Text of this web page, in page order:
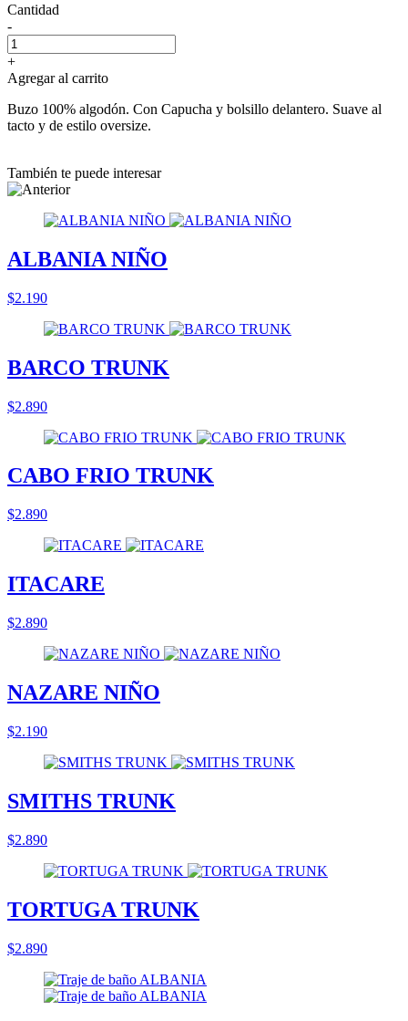
Cantidad
-
+
Agregar al carrito
Buzo 100% algodón. Con Capucha y bolsillo delantero. Suave al
tacto y de estilo oversize.
También te puede interesar
ALBANIA NIÑO
$2.190
BARCO TRUNK
$2.890
CABO FRIO TRUNK
$2.890
ITACARE
$2.890
NAZARE NIÑO
$2.190
SMITHS TRUNK
$2.890
TORTUGA TRUNK
$2.890